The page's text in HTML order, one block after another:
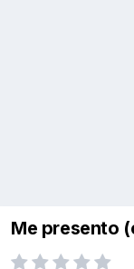
Me presento